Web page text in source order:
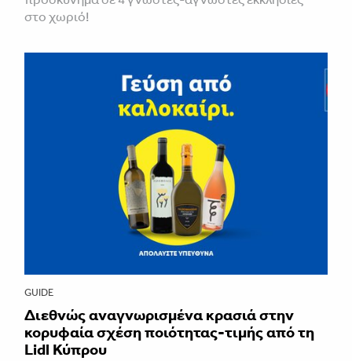
στο χωριό!
GUIDE
Διεθνώς αναγνωρισμένα κρασιά στην
κορυφαία σχέση ποιότητας-τιμής από τη
Lidl Κύπρου